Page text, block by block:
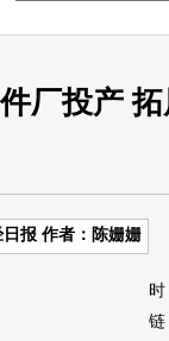
厂投产
日报 作者：陈姗姗
链